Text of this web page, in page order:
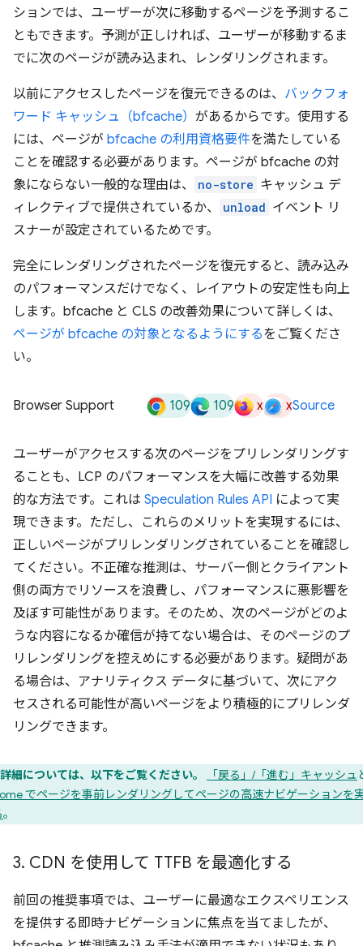
ションでは、ユーザーが次に移動するページを予測するこ
ともできます。予測が正しければ、ユーザーが移動するま
でに次のページが読み込まれ、レンダリングされます。
以前にアクセスしたページを復元できるのは、 バックフォ
ワード キャッシュ（bfcache） があるからです。使用する
には、ページが bfcache の利用資格要件を満たしている
ことを確認する必要があります。ページが bfcache の対
象にならない一般的な理由は、
no-store キャッシュ デ
ィレクティブで提供されているか、
unload イベント リ
スナーが設定されているためです。
完全にレンダリングされたページを復元すると、読み込み
のパフォーマンスだけでなく、レイアウトの安定性も向上
します。bfcache と CLS の改善効果について詳しくは、
ページが bfcache の対象となるようにするをご覧くださ
い。
Browser Support 109 109 x xSource
ユーザーがアクセスする次のページをプリレンダリングす
ることも、LCP のパフォーマンスを大幅に改善する効果
的な方法です。これは Speculation Rules API によって実
現できます。ただし、これらのメリットを実現するには、
正しいページがプリレンダリングされていることを確認し
てください。不正確な推測は、サーバー側とクライアント
側の両方でリソースを浪費し、パフォーマンスに悪影響を
及ぼす可能性があります。そのため、次のページがどのよ
うな内容になるか確信が持てない場合は、そのページのプ
リレンダリングを控えめにする必要があります。疑問があ
る場合は、アナリティクス データに基づいて、次にアク
セスされる可能性が高いページをより積極的にプリレンダ
リングできます。
詳細については、以下をご覧ください。 「戻る」/「進む」キャッシュ
でページを事前レンダリングしてページの高速ナビゲーションを
。
3. CDN を使用して TTFB を最適化する
前回の推奨事項では、ユーザーに最適なエクスペリエンス
を提供する即時ナビゲーションに焦点を当てましたが、